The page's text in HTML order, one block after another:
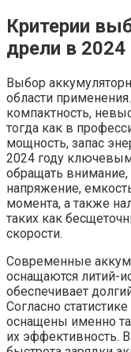
Критерии
дрели в 2024
Выбор
области
компактность,
тогда как в
мощность, запас
2024 году
обращать внимание,
напряжение,
момента, а также
таких как
скорости.
Современные
оснащаются литий-
обеспечивает
Согласно
оснащены именно
их эффективность.